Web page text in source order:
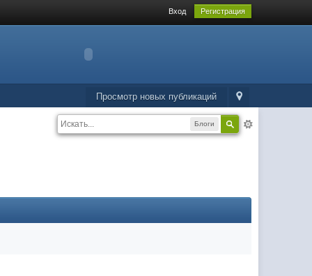
Вход Регистрация
Просмотр новых публикаций
Блоги